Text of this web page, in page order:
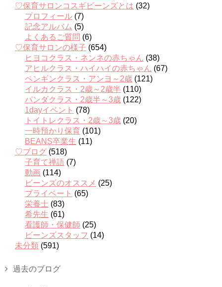
♡保育サロンコスギビーンズとは (32)
プロフィール (7)
記念アルバム (5)
よくあるご質問 (6)
♡保育サロンの様子 (654)
ヒヨコクラス・ネンネの赤ちゃん (38)
アヒルクラス・ハイハイの赤ちゃん (67)
ペンギンクラス・アンヨ～2歳 (121)
イルカクラス・2歳～2歳半 (110)
パンダクラス・2歳半～3歳 (122)
1dayイベント (78)
トイトレクラス・2歳～3歳 (20)
一時預かり保育 (101)
BEANS卒業生 (11)
♡ブログ (518)
子育て禅語 (7)
動画 (114)
ビーンズのオススメ (25)
プライベート (65)
栄養士 (83)
希先生 (61)
看護師・保健師 (25)
ビーンズスタッフ (14)
未分類 (591)
過去のブログ